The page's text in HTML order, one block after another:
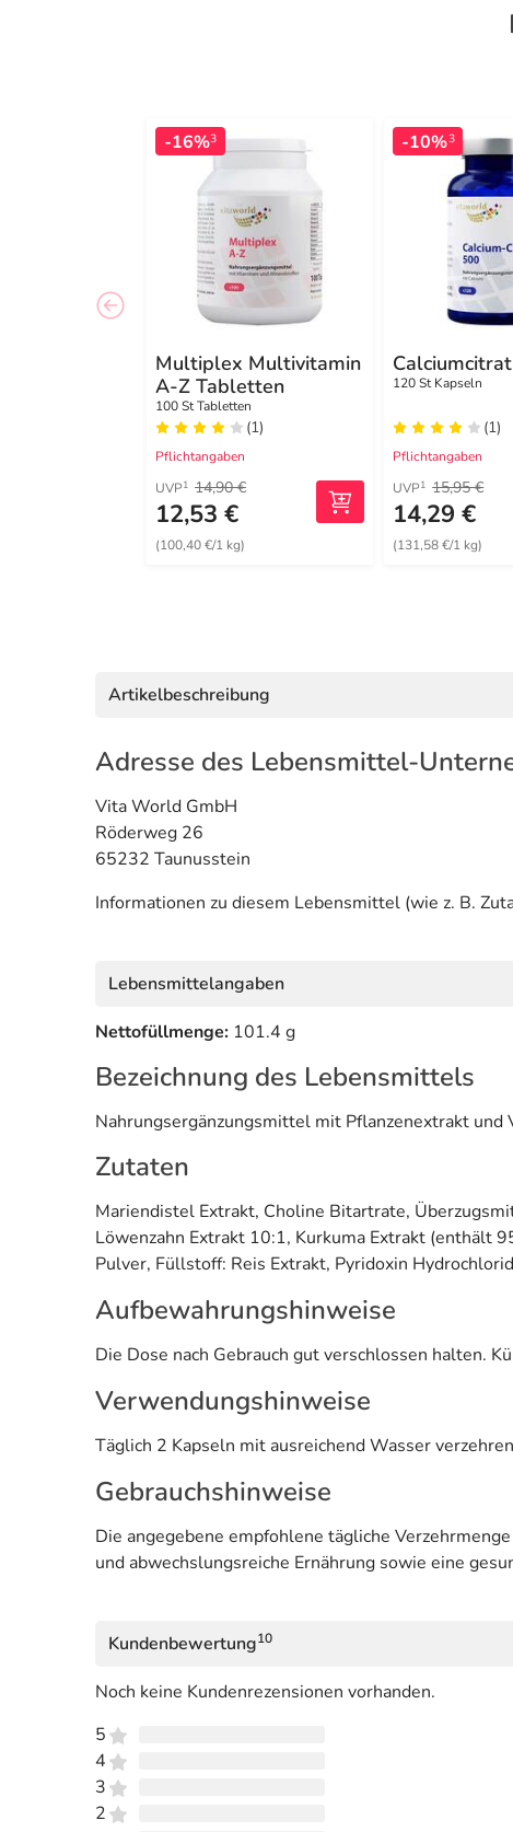
-16%3
Multiplex Multivitamin
A-Z Tabletten
100 St Tabletten
(1)
Pflichtangaben
UVP1 14,90 €
12,53 €
(100,40 €/1 kg)
-10%3
120 St Kapseln
(1)
Pflichtangaben
UVP1 15,95 €
14,29 €
(131,58 €/1 kg)
Artikelbeschreibung
Adresse des Lebensmittel-
Vita World GmbH
Röderweg 26
65232 Taunusstein
Informationen zu diesem Lebensmittel (wie z. B.
Lebensmittelangaben
Nettofüllmenge: 101.4 g
Bezeichnung des Lebensmittels
Nahrungsergänzungsmittel mit Pflanzenextrakt und
Zutaten
Mariendistel Extrakt, Choline Bitartrate,
Löwenzahn Extrakt 10:1, Kurkuma Extrakt (enthält
Pulver, Füllstoff: Reis Extrakt, Pyridoxin
Aufbewahrungshinweise
Die Dose nach Gebrauch gut verschlossen halten.
Verwendungshinweise
Täglich 2 Kapseln mit ausreichend Wasser
Gebrauchshinweise
Die angegebene empfohlene tägliche
und abwechslungsreiche Ernährung sowie eine
Kundenbewertung10
Noch keine Kundenrezensionen vorhanden.
5
4
3
2